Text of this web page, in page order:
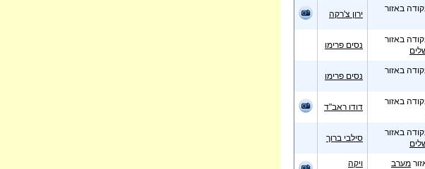
ירון צ'רקה
באזור
נסים פרימו
באזור
נסים פרימו
באזור
דודו ראב"ד
באזור
סילבי ברוך
באזור
ויקה
מערב